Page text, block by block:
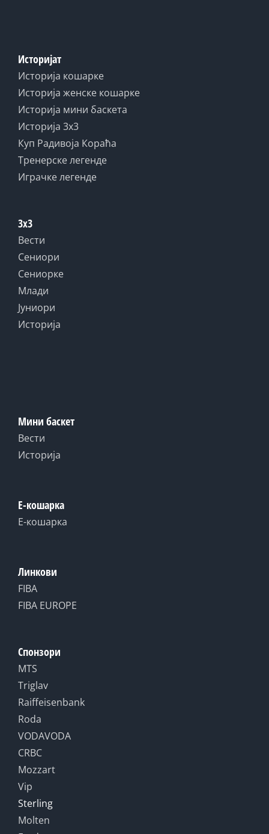
Историјат
Историја кошарке
Историја женске кошарке
Историја мини баскета
Историја 3x3
Куп Радивоја Кораћа
Тренерске легенде
Играчке легенде
3x3
Вести
Сениори
Сениорке
Млади
Јуниори
Историја
Мини баскет
Вести
Историја
Е-кошарка
Е-кошарка
Линкови
FIBA
FIBA EUROPE
Спонзори
MTS
Triglav
Raiffeisenbank
Roda
VODAVODA
CRBC
Mozzart
Vip
Sterling
Molten